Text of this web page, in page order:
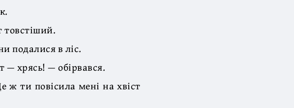
товстіший.
подалися в ліс.
— хрясь! — обірвався.
ти повісила мені на хвіст